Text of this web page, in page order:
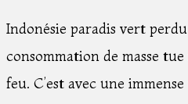
Indonésie paradis vert
consommation de masse
feu. C’est avec une